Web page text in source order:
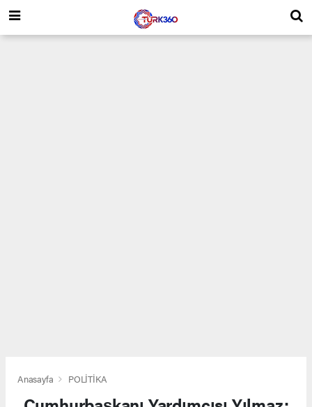
Anasayfa POLİTİKA